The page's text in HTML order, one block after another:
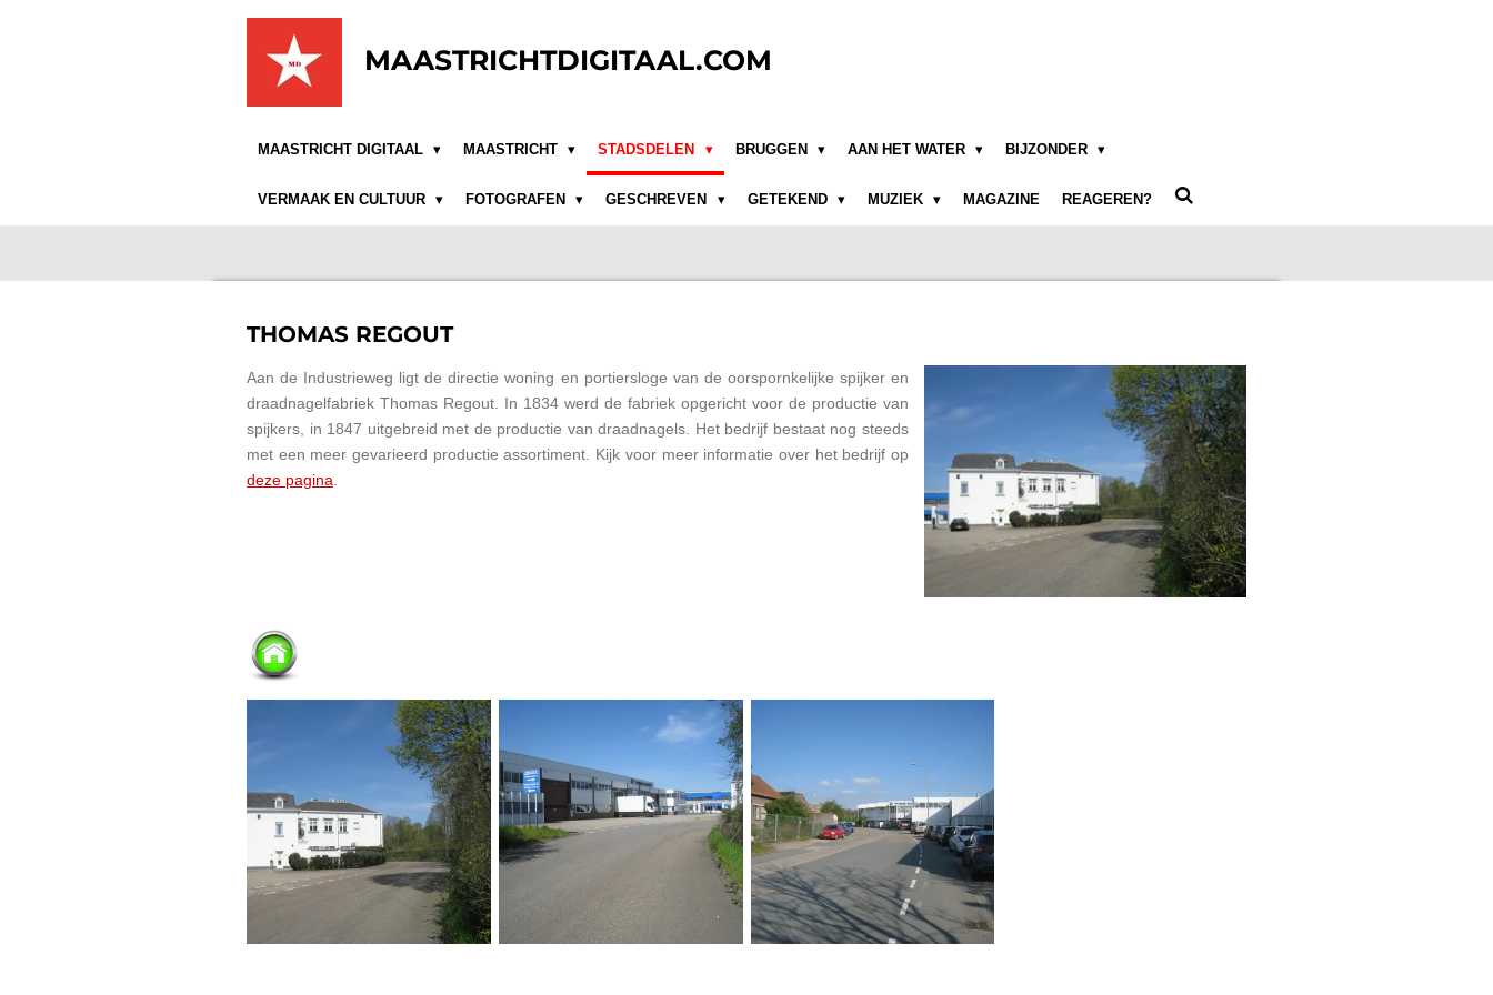
MAASTRICHTDIGITAAL.COM
MAASTRICHT DIGITAAL MAASTRICHT STADSDELEN BRUGGEN AAN HET WATER BIJZONDER
VERMAAK EN CULTUUR FOTOGRAFEN GESCHREVEN GETEKEND MUZIEK MAGAZINE REAGEREN?
THOMAS REGOUT
Aan de Industrieweg ligt de directie woning en portiersloge van de oorspornkelijke spijker en
draadnagelfabriek Thomas Regout. In 1834 werd de fabriek opgericht voor de productie van
spijkers, in 1847 uitgebreid met de productie van draadnagels. Het bedrijf bestaat nog steeds
met een meer gevarieerd productie assortiment. Kijk voor meer informatie over het bedrijf op
deze pagina